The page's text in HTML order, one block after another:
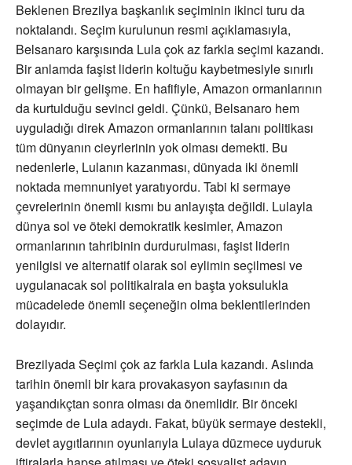
Beklenen Brezilya başkanlık seçiminin ikinci turu da
noktalandı. Seçim kurulunun resmi açıklamasıyla,
Belsanaro karşısında Lula çok az farkla seçimi kazandı.
Bir anlamda faşist liderin koltuğu kaybetmesiyle sınırlı
olmayan bir gelişme. En hafifiyle, Amazon ormanlarının
da kurtulduğu sevinci geldi. Çünkü, Belsanaro hem
uyguladığı direk Amazon ormanlarının talanı politikası
tüm dünyanın cieyrlerinin yok olması demekti. Bu
nedenlerle, Lulanın kazanması, dünyada iki önemli
noktada memnuniyet yaratıyordu. Tabi ki sermaye
çevrelerinin önemli kısmı bu anlayışta değildi. Lulayla
dünya sol ve öteki demokratik kesimler, Amazon
ormanlarının tahribinin durdurulması, faşist liderin
yenilgisi ve alternatif olarak sol eylimin seçilmesi ve
uygulanacak sol politikalrala en başta yoksulukla
mücadelede önemli seçeneğin olma beklentilerinden
dolayıdır.
Brezilyada Seçimi çok az farkla Lula kazandı. Aslında
tarihin önemli bir kara provakasyon sayfasının da
yaşandıkçtan sonra olması da önemlidir. Bir önceki
seçimde de Lula adaydı. Fakat, büyük sermaye destekli,
devlet aygıtlarının oyunlarıyla Lulaya düzmece uyduruk